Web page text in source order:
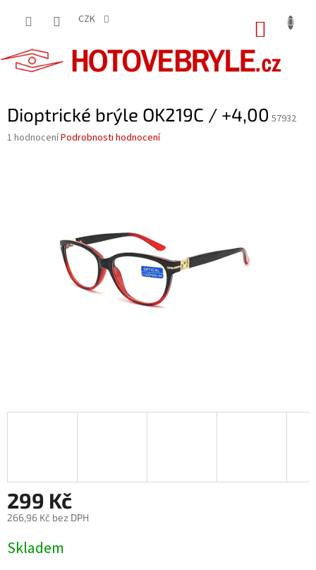
CZK
Dioptrické brýle OK219C / +4,00 57932
Průměrné
1 hodnoceníPodrobnosti hodnocení
299 Kč
266,96 Kč bez DPH
cena:
Skladem